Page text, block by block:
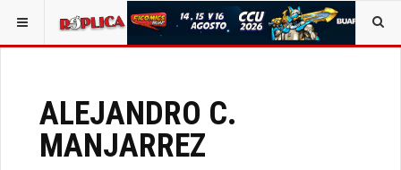
ESTÁ AQUÍ: TODOS LOS CONTACTOS DIRECTOR GENERAL
ALEJANDRO C.
MANJARREZ